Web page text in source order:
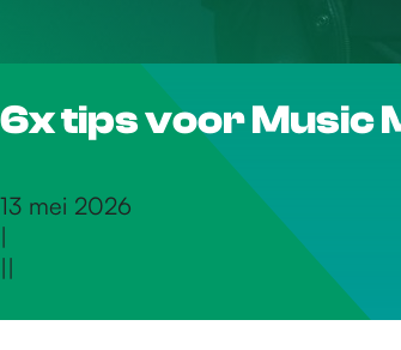
6x tips voor Music
13 mei 2026
|
||